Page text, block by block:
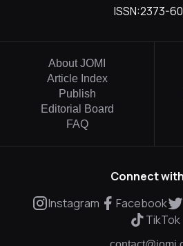
ISSN:2373-
About JOMI
Article Index
Publish
Editorial Board
FAQ
Connect
Instagram
Facebook
TikTok